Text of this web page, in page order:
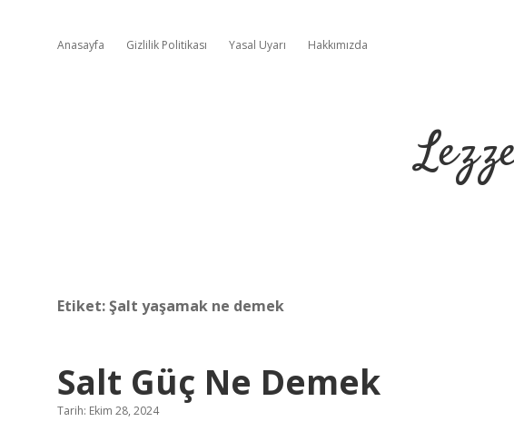
Anasayfa Gizlilik Politikası Yasal Uyarı Hakkımızda
Etiket:Şalt yaşamak ne demek
Salt Güç Ne Demek
Tarih: Ekim 28, 2024